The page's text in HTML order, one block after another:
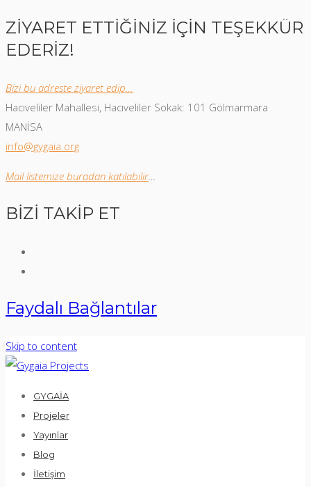
ZİYARET ETTİĞİNİZ İÇİN TEŞEKKÜR
EDERİZ!
Bizi bu adreste ziyaret edip…
Hacıveliler Mahallesi, Hacıveliler Sokak: 101 Gölmarmara
MANİSA
info@gygaia.org
Mail listemize buradan katılabilir…
BİZİ TAKİP ET
Faydalı Bağlantılar
Skip to content
GYGAİA
Projeler
Yayınlar
Blog
İletişim